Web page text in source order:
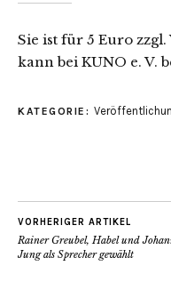
Sie ist für 5 Euro
kann bei KUNO e. V.
KATEGORIE:
VORHERIGER ARTIKEL
Rainer Greubel, Habel und
Jung als Sprecher gewählt